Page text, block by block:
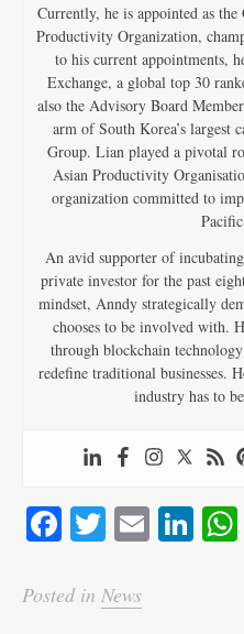
Currently, he is appointed as
Productivity Organization,
to his current appointments,
Exchange, a global top 30
also the Advisory Board
arm of South Korea’s largest
Group. Lian played a pivotal
Asian Productivity
organization committed to
An avid supporter of
private investor for the past
mindset, Anndy strategically
chooses to be involved with.
through blockchain
redefine traditional businesses.
industry has to
Fa
bo
T
tte
E Li
Posted in News